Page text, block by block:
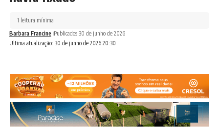
Ultima atualização: 30 de junho de 2026 20:30
Barbara Francine Publicados 30 de junho de 2026
1 leitura mínima